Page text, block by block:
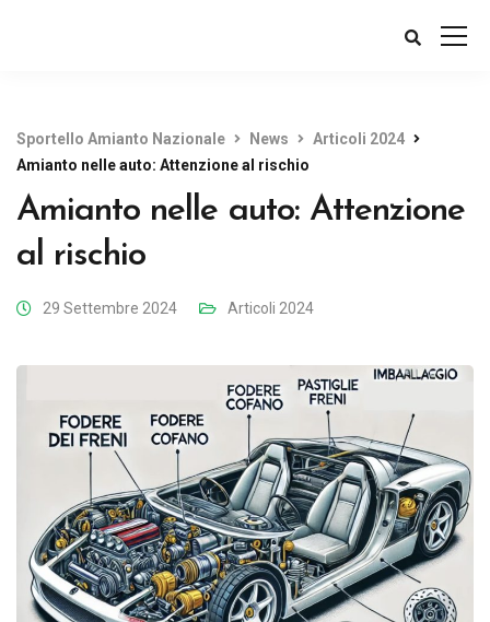
Sportello Amianto Nazionale News
Articoli 2024
Amianto nelle auto: Attenzione al rischio
Amianto nelle auto: Attenzione
al rischio
29 Settembre 2024 Articoli 2024